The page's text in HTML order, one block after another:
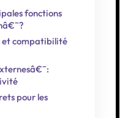
fonctions
et compatibilité
pour les